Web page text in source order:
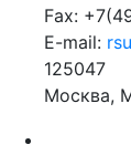
Fax:
E-mail:
125047
Москва,